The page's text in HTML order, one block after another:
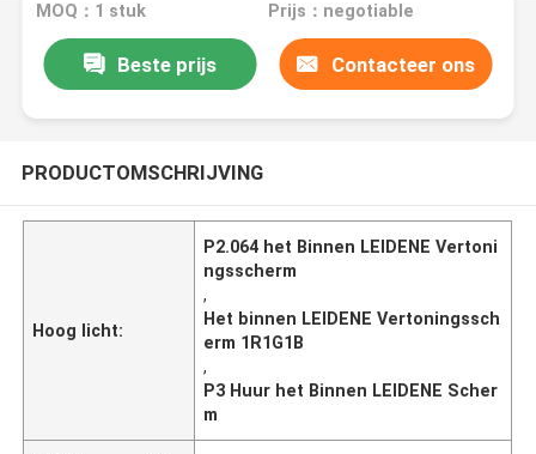
MOQ：1 stuk Prijs：negotiable
Beste prijs Contacteer ons
PRODUCTOMSCHRIJVING
Hoog licht:
P2.064 het Binnen LEIDENE Vertoni
ngsscherm
,
Het binnen LEIDENE Vertoningssch
erm 1R1G1B
,
P3 Huur het Binnen LEIDENE Scher
m